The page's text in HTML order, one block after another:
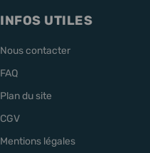
INFOS UTILES
Nous contacter
FAQ
Plan du site
CGV
Mentions légales